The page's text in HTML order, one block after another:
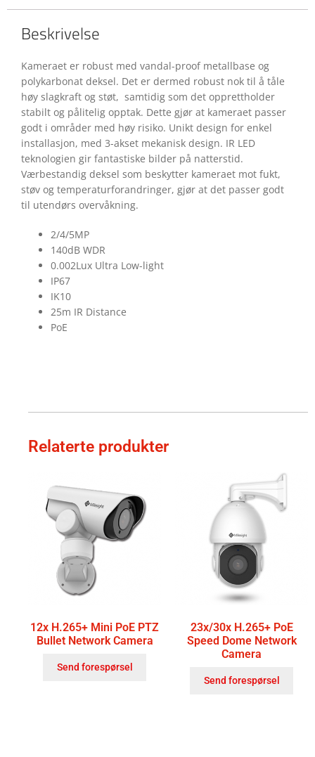
Beskrivelse
Kameraet er robust med vandal-proof metallbase og
polykarbonat deksel. Det er dermed robust nok til å tåle
høy slagkraft og støt, samtidig som det opprettholder
stabilt og pålitelig opptak. Dette gjør at kameraet passer
godt i områder med høy risiko. Unikt design for enkel
installasjon, med 3-akset mekanisk design. IR LED
teknologien gir fantastiske bilder på natterstid.
Værbestandig deksel som beskytter kameraet mot fukt,
støv og temperaturforandringer, gjør at det passer godt
til utendørs overvåkning.
2/4/5MP
140dB WDR
0.002Lux Ultra Low-light
IP67
IK10
25m IR Distance
PoE
Relaterte produkter
12x H.265+ Mini PoE PTZ
Bullet Network Camera
Send forespørsel
23x/30x H.265+ PoE
Speed Dome Network
Camera
Send forespørsel